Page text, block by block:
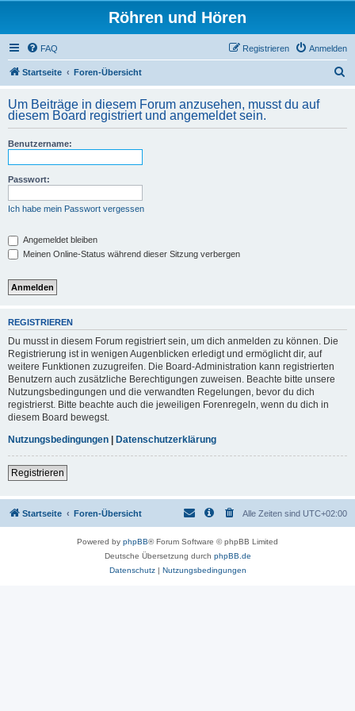
Röhren und Hören
FAQ Anmelden
Registrieren
Startseite Foren-Übersicht
h
Um Beiträge in diesem Forum anzusehen, musst du auf
diesem Board registriert und angemeldet sein.
Benutzername:
Passwort:
Ich habe mein Passwort vergessen
Angemeldet bleiben
Meinen Online-Status während dieser Sitzung verbergen
REGISTRIEREN
Du musst in diesem Forum registriert sein, um dich anmelden zu können. Die
Registrierung ist in wenigen Augenblicken erledigt und ermöglicht dir, auf
weitere Funktionen zuzugreifen. Die Board-Administration kann registrierten
Benutzern auch zusätzliche Berechtigungen zuweisen. Beachte bitte unsere
Nutzungsbedingungen und die verwandten Regelungen, bevor du dich
registrierst. Bitte beachte auch die jeweiligen Forenregeln, wenn du dich in
diesem Board bewegst.
Nutzungsbedingungen | Datenschutzerklärung
Registrieren
Startseite Foren-Übersicht Alle Zeiten sind UTC+02:00
Powered by phpBB® Forum Software © phpBB Limited
Deutsche Übersetzung durch phpBB.de
Datenschutz| Nutzungsbedingungen